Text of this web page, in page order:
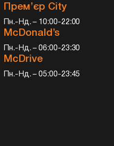
Прем’єр City
Пн.-Нд. – 10:00-22:00
McDonald’s
Пн.-Нд. – 06:00-23:30
McDrive
Пн.-Нд. – 05:00-23:45